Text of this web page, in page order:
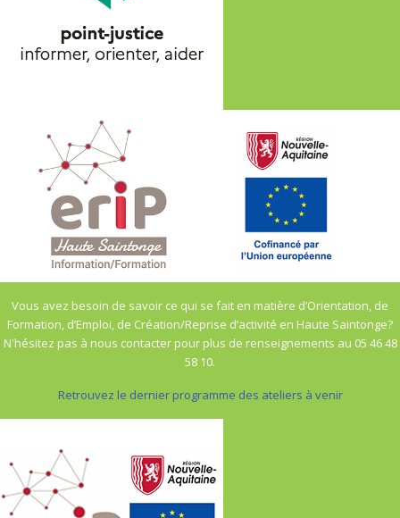
Vous avez besoin de savoir ce qui se fait en matière d’Orientation, de
Formation, d’Emploi, de Création/Reprise d’activité en Haute Saintonge?
N'hésitez pas à nous contacter pour plus de renseignements au 05 46 48
58 10.
Retrouvez le dernier programme des ateliers à venir